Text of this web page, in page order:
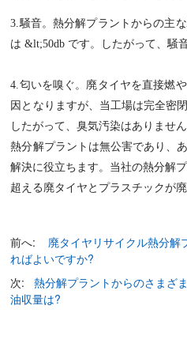
3.騒音。熱分解プラントからの主
は &lt;50db です。したがって、騒
4.匂いを嗅ぐ。廃タイヤを直接燃
因となりますが、当工場は完全密
したがって、臭気汚染はありません
熱分解プラントは無公害であり、
解決に役立ちます。当社の熱分解
超える廃タイヤとプラスチックが
前へ:
廃タイヤリサイクル熱分解
ればよいですか?
次:
熱分解プラントからのさまざ
油収量は?